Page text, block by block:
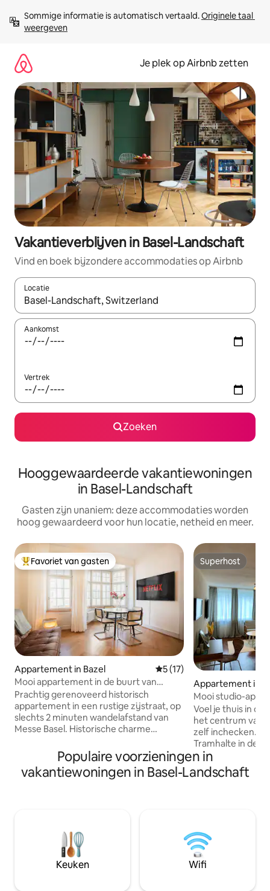
direct
naar
Sommige informatie is automatisch vertaald. Originele taal
weergeven
Je plek op Airbnb zetten
Vakantieverblijven in Basel-Landschaft
Vind en boek bijzondere accommodaties op Airbnb
Locatie
Wanneer er resultaten beschikbaar zijn, maak je een keuze
Aankomst
Vertrek
Zoeken
Hooggewaardeerde vakantiewoningen
in Basel-Landschaft
Gasten zijn unaniem: deze accommodaties worden
hoog gewaardeerd voor hun locatie, netheid en meer.
Topfavoriet van gasten
Favoriet van gasten
Appartement in Bazel Gemiddelde beoordeling
5 (17)
Mooi appartement in de buurt van
MesseBasel met BaselCard
Prachtig gerenoveerd historisch
appartement in een rustige zijstraat, op
slechts 2 minuten wandelafstand van
Messe Basel. Historische charme
interieur. Het appartement heeft een
gerenoveerde keuken, een moderne
badkamer en een balkon met uitzicht op
naar Messe Basel, 8 minuten naar het
treinstation en ongeveer 20 minuten
naar de luchthaven.
Superhost
Superhost
Appartement in
Mooi studio-
Voel je thuis in
het centrum van
zelf inchecken.
Tramhalte in de
minuten lopen
Basel SBB; 15
met de bus. Studio-appartement van 37
Netflix, koelkast, snelle wifi. Extra bed
(0,80 m x 2,00 m)
boeking voor 3
Populaire voorzieningen in
vakantiewoningen in Basel-Landschaft
Keuken Wifi